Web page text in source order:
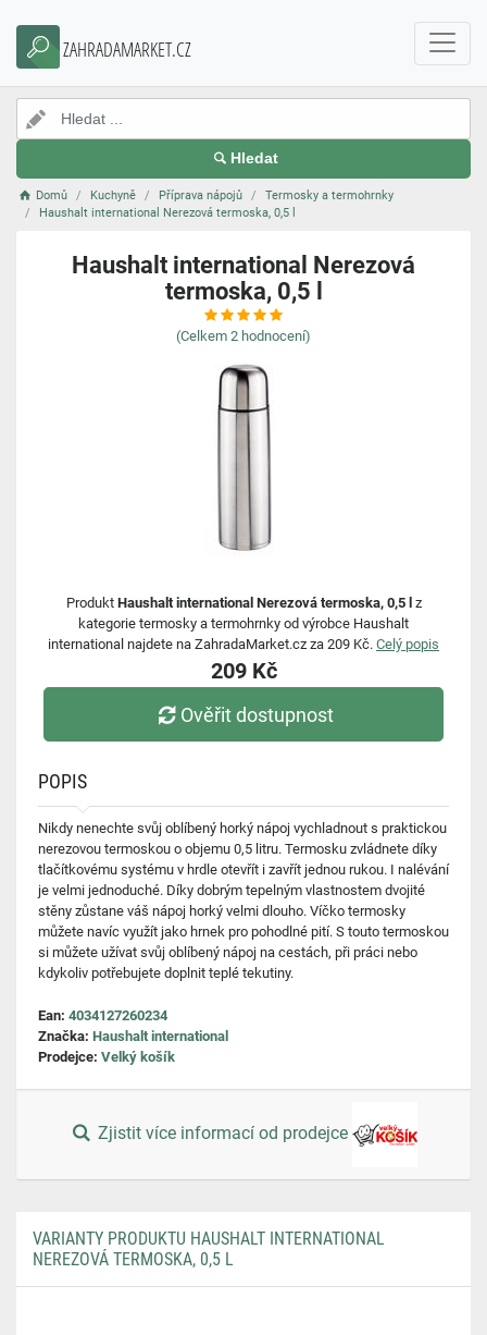
ZAHRADAMARKET.CZ
Hledat
Domů Kuchyně Příprava nápojů
Termosky a termohrnky
Haushalt international Nerezová termoska, 0,5 l
Haushalt international Nerezová
termoska, 0,5 l
(Celkem 2 hodnocení)
Produkt Haushalt international Nerezová termoska, 0,5 l z
kategorie termosky a termohrnky od výrobce Haushalt
international najdete na ZahradaMarket.cz za 209 Kč. Celý popis
209 Kč
Ověřit dostupnost
POPIS
Nikdy nenechte svůj oblíbený horký nápoj vychladnout s praktickou
nerezovou termoskou o objemu 0,5 litru. Termosku zvládnete díky
tlačítkovému systému v hrdle otevřít i zavřít jednou rukou. I nalévání
je velmi jednoduché. Díky dobrým tepelným vlastnostem dvojité
stěny zůstane váš nápoj horký velmi dlouho. Víčko termosky
můžete navíc využít jako hrnek pro pohodlné pití. S touto termoskou
si můžete užívat svůj oblíbený nápoj na cestách, při práci nebo
kdykoliv potřebujete doplnit teplé tekutiny.
Ean: 4034127260234
Značka: Haushalt international
Prodejce: Velký košík
Zjistit více informací od prodejce
VARIANTY PRODUKTU HAUSHALT INTERNATIONAL
NEREZOVÁ TERMOSKA, 0,5 L